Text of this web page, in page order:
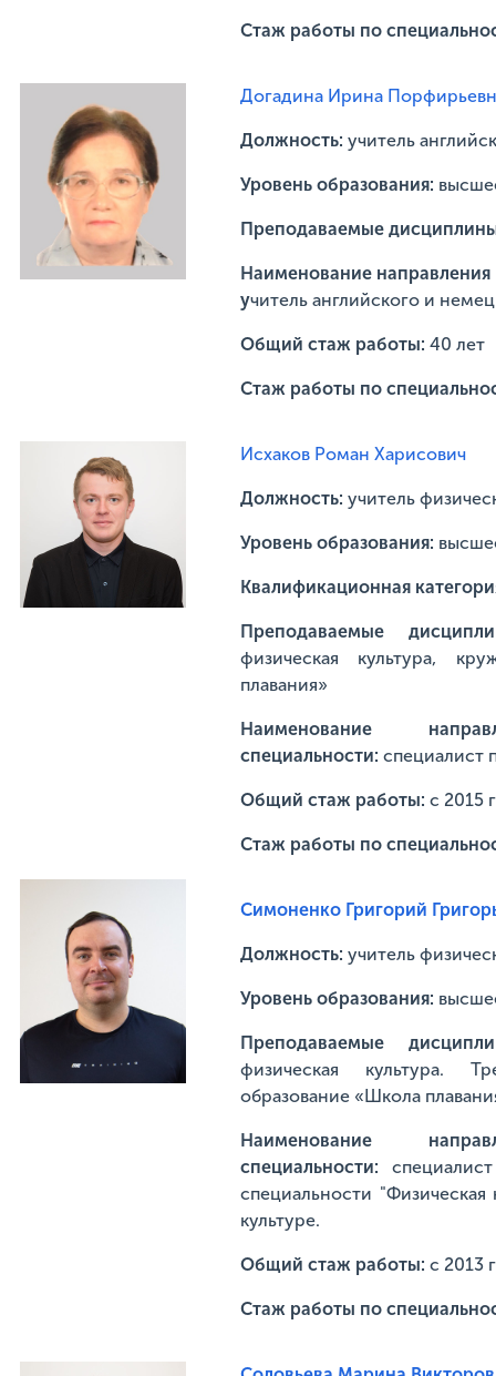
Стаж работы по
Догадина Ирина
Должность: учитель
Уровень образования:
Преподаваемые
Наименование направления
учитель английского и
Общий стаж работы: 40 лет
Стаж работы по
Исхаков Роман Харисович
Должность: учитель
Уровень образования:
Квалификационная
Преподаваемые
физическая культура,
плавания»
Наименование
специальности: специалист
Общий стаж работы: с 2015
Стаж работы по
Симоненко Григорий
Должность: учитель
Уровень образования:
Преподаваемые
физическая культура.
образование «Школа
Наименование
специальности:
специальности
культуре.
Общий стаж работы: с 2013
Стаж работы по